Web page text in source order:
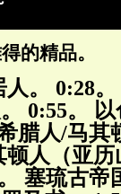
的精品。
。 0:28
0:55。
腊人/马
人（亚
塞琉古帝